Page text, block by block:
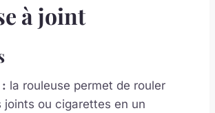
à joint
la rouleuse permet de rouler
joints ou cigarettes en un